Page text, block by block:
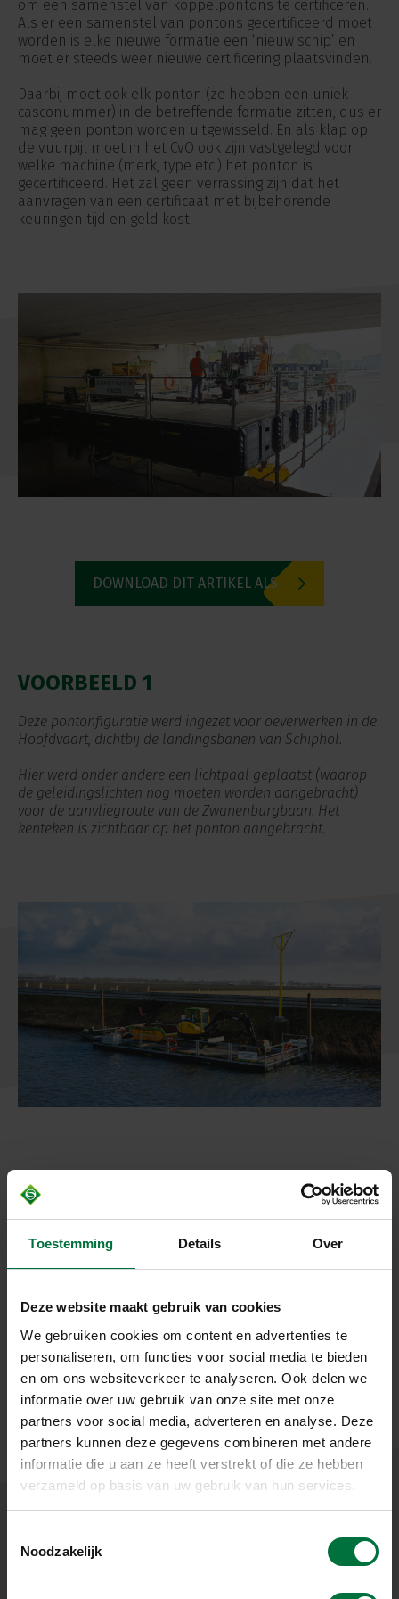
Toestemming Details Over
Deze website maakt gebruik van cookies
We gebruiken cookies om content en advertenties te
personaliseren, om functies voor social media te bieden
en om ons websiteverkeer te analyseren. Ook delen we
informatie over uw gebruik van onze site met onze
partners voor social media, adverteren en analyse. Deze
partners kunnen deze gegevens combineren met andere
informatie die u aan ze heeft verstrekt of die ze hebben
verzameld op basis van uw gebruik van hun services.
Noodzakelijk
om een samenstel van koppelpontons te certificeren.
Als er een samenstel van pontons gecertificeerd moet
worden is elke nieuwe formatie een ‘nieuw schip’ en
moet er steeds weer nieuwe certificering plaatsvinden.
Daarbij moet ook elk ponton (ze hebben een uniek
casconummer) in de betreffende formatie zitten, dus er
mag geen ponton worden uitgewisseld. En als klap op
de vuurpijl moet in het CvO ook zijn vastgelegd voor
welke machine (merk, type etc.) het ponton is
gecertificeerd. Het zal geen verrassing zijn dat het
aanvragen van een certificaat met bijbehorende
keuringen tijd en geld kost.
DOWNLOAD DIT ARTIKEL ALS
VOORBEELD 1
Deze pontonfiguratie werd ingezet voor oeverwerken in de
Hoofdvaart, dichtbij de landingsbanen van Schiphol.
Hier werd onder andere een lichtpaal geplaatst (waarop
de geleidingslichten nog moeten worden aangebracht)
voor de aanvliegroute van de Zwanenburgbaan. Het
kenteken is zichtbaar op het ponton aangebracht.
VOORBEELD 2
Ponton met hoogwerker, ingezet bij de renovatie en groot
onderhoud van de Piet Heintunnel, een tunnel die het
bewaakt.
De technische installaties moesten hier worden vervangen
en het gebouw moest worden voorzien van nieuwe
hittebestendige bekleding.